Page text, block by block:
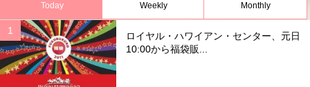
Today Weekly Monthly
ロイヤル・ハワイアン・センター、元日
10:00から福袋販...